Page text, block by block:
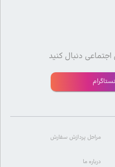
دنبال کنید
مراحل پردازش سفارش
درباره ما